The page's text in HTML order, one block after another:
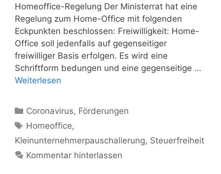
Homeoffice-Regelung Der Ministerrat hat eine
Regelung zum Home-Office mit folgenden
Eckpunkten beschlossen: Freiwilligkeit: Home-
Office soll jedenfalls auf gegenseitiger
freiwilliger Basis erfolgen. Es wird eine
Schriftform bedungen und eine gegenseitige …
Weiterlesen
Kategorien
Coronavirus, Förderungen
Schlagwörter
Homeoffice,
Kleinunternehmerpauschalierung, Steuerfreiheit
Kommentar hinterlassen